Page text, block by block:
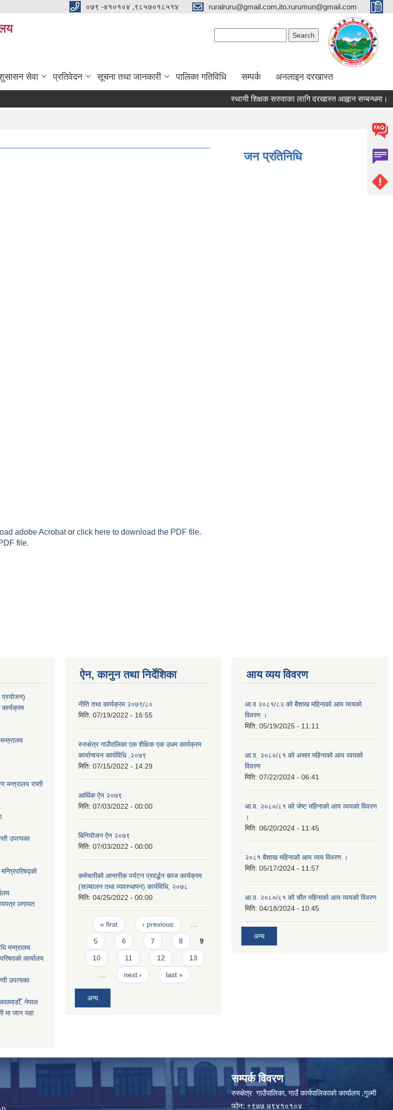
०७९ -४१०१०४ ,९८५७०१८५१४ ruralruru@gmail.com,ito.rurumun@gmail.com
सेवा प्रतिवेदन सूचना तथा जानकारी पालिका गतिविधि सम्पर्क अनलाइन दरखास्त
स्थायी शिक्षक सरुवाका लागि दरखास्त आह्वान सम्बन्धमा।
adobe Acrobator click here to download the PDF file.
file.
जन प्रतिनिधि
प्रयोजन)
मन्त्रालय राप्ती
उपत्यका
लगायत
मन्त्रालय
कार्यालय
उपत्यका
नेपाल
जान यहा
ऐन, कानुन तथा निर्देशिका
नीति तथा कार्यक्रम २०७९/८०
मिति: 07/19/2022 - 16:55
रुरुक्षेत्र गाउँपालिका एक शैक्षिक एक उधम कार्यक्रम
कार्यान्वयन कार्यविधि ,२०७९
मिति: 07/15/2022 - 14:29
आर्थिक ऐन २०७९
मिति: 07/03/2022 - 00:00
बिनियोजन ऐन २०७९
मिति: 07/03/2022 - 00:00
कर्मचारीको आन्तरीक पर्यटन प्रवर्द्धन काज कार्यक्रम
(सञ्चालन तथा व्यवस्थापन) कार्यविधि, २०७८
मिति: 04/25/2022 - 00:00
Pages
« first ‹ previous
5 6 7 8 9
10 11 12 13
next › last »
अन्य
आय व्यय विवरण
आ.व २०८१/८२ को बैशाख महिनाको आय व्ययको
विवरण ।
मिति: 05/19/2025 - 11:11
आ.व. २०८०/८१ को असार महिनाको आय व्ययको
विवरण
मिति: 07/22/2024 - 06:41
आ.व. २०८०/८१ को जेष्ट महिनाको आय व्ययको विवरण
।
मिति: 06/20/2024 - 11:45
२०८१ बैशाख महिनाको आय व्यय विवरण ।
मिति: 05/17/2024 - 11:57
आ.व. २०८०/८१ को चौत महिनाको आय व्ययको विवरण
मिति: 04/18/2024 - 10:45
अन्य
सम्पर्क विवरण
रुरुक्षेत्र गाउँपालिका, गाउँ कार्यपालिकाको कार्यालय ,गुल्मी
फोन: +९७७ ७९४१०१०४